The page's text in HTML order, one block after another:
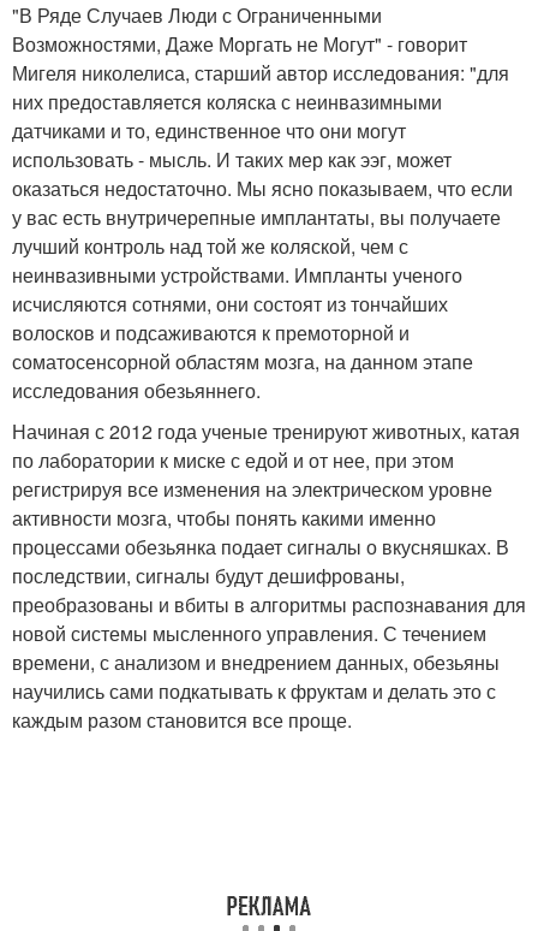
"В Ряде Случаев Люди с Ограниченными
Возможностями, Даже Моргать не Могут" - говорит
Мигеля николелиса, старший автор исследования: "для
них предоставляется коляска с неинвазимными
датчиками и то, единственное что они могут
использовать - мысль. И таких мер как ээг, может
оказаться недостаточно. Мы ясно показываем, что если
у вас есть внутричерепные имплантаты, вы получаете
лучший контроль над той же коляской, чем с
неинвазивными устройствами. Импланты ученого
исчисляются сотнями, они состоят из тончайших
волосков и подсаживаются к премоторной и
соматосенсорной областям мозга, на данном этапе
исследования обезьяннего.
Начиная с 2012 года ученые тренируют животных, катая
по лаборатории к миске с едой и от нее, при этом
регистрируя все изменения на электрическом уровне
активности мозга, чтобы понять какими именно
процессами обезьянка подает сигналы о вкусняшках. В
последствии, сигналы будут дешифрованы,
преобразованы и вбиты в алгоритмы распознавания для
новой системы мысленного управления. С течением
времени, с анализом и внедрением данных, обезьяны
научились сами подкатывать к фруктам и делать это с
каждым разом становится все проще.